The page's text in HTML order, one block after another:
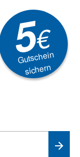
5€
Gutschein
sichern